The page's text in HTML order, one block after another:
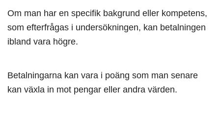
Om man har en specifik bakgrund eller kompetens,
som efterfrågas i undersökningen, kan betalningen
ibland vara högre.
Betalningarna kan vara i poäng som man senare
kan växla in mot pengar eller andra värden.